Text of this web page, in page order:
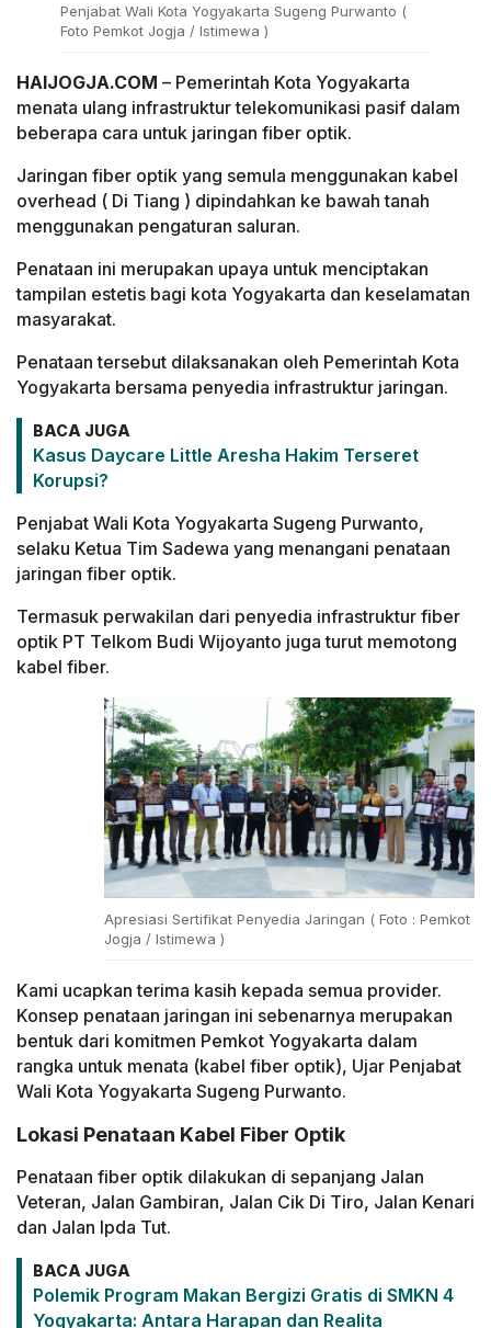
Penjabat Wali Kota Yogyakarta Sugeng Purwanto (
Foto Pemkot Jogja / Istimewa )
HAIJOGJA.COM – Pemerintah Kota Yogyakarta
menata ulang infrastruktur telekomunikasi pasif dalam
beberapa cara untuk jaringan fiber optik.
Jaringan fiber optik yang semula menggunakan kabel
overhead ( Di Tiang ) dipindahkan ke bawah tanah
menggunakan pengaturan saluran.
Penataan ini merupakan upaya untuk menciptakan
tampilan estetis bagi kota Yogyakarta dan keselamatan
masyarakat.
Penataan tersebut dilaksanakan oleh Pemerintah Kota
Yogyakarta bersama penyedia infrastruktur jaringan.
BACA JUGA
Kasus Daycare Little Aresha Hakim Terseret
Korupsi?
Penjabat Wali Kota Yogyakarta Sugeng Purwanto,
selaku Ketua Tim Sadewa yang menangani penataan
jaringan fiber optik.
Termasuk perwakilan dari penyedia infrastruktur fiber
optik PT Telkom Budi Wijoyanto juga turut memotong
kabel fiber.
Apresiasi Sertifikat Penyedia Jaringan ( Foto : Pemkot
Jogja / Istimewa )
Kami ucapkan terima kasih kepada semua provider.
Konsep penataan jaringan ini sebenarnya merupakan
bentuk dari komitmen Pemkot Yogyakarta dalam
rangka untuk menata (kabel fiber optik), Ujar Penjabat
Wali Kota Yogyakarta Sugeng Purwanto.
Lokasi Penataan Kabel Fiber Optik
Penataan fiber optik dilakukan di sepanjang Jalan
Veteran, Jalan Gambiran, Jalan Cik Di Tiro, Jalan Kenari
dan Jalan Ipda Tut.
BACA JUGA
Polemik Program Makan Bergizi Gratis di SMKN 4
Yogyakarta: Antara Harapan dan Realita